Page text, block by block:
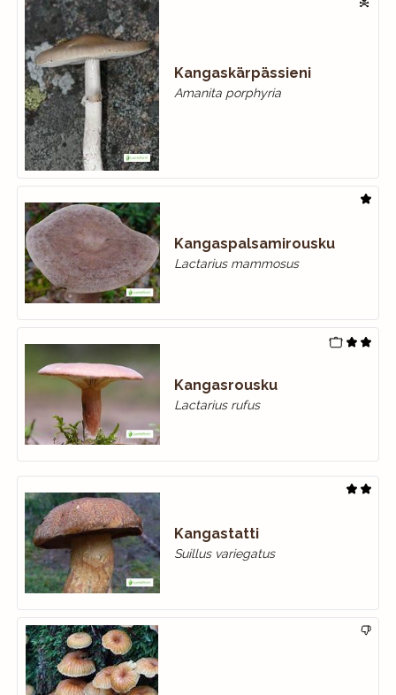
Kangaskärpässieni
Amanita porphyria
Kangaspalsamirousku
Lactarius mammosus
Kangasrousku
Lactarius rufus
Kangastatti
Suillus variegatus